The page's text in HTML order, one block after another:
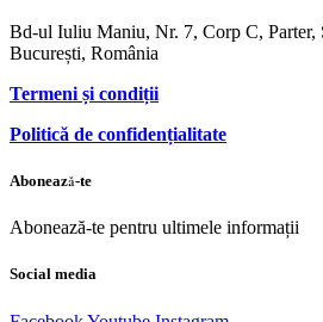
Bd-ul Iuliu Maniu, Nr. 7, Corp C, Parter,
București, România
Termeni și condiții
Politică de confidențialitate
Abonează-te
Abonează-te pentru ultimele informații
Social media